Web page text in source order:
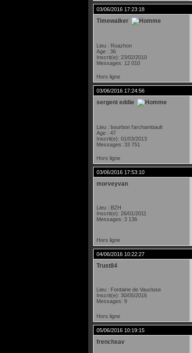
03/06/2016 17:23:18
Timewalker
Lieu : Roazhon
Age : 36
Inscrit(e): 23/02/2010
Messages: 12 010
Hors ligne
03/06/2016 17:24:56
sergent eddie
Lieu : bourbon l'archambault
Age : 47
Inscrit(e): 01/03/2013
Messages: 33 751
Hors ligne
03/06/2016 17:53:10
morveyvan
Lieu : BZH
Inscrit(e): 26/01/2011
Messages: 3 136
Hors ligne
04/06/2016 10:22:27
Trust84
Lieu : Fontaine de Vaucluse
Inscrit(e): 30/05/2016
Messages: 9
Hors ligne
05/06/2016 10:19:15
frenchxav